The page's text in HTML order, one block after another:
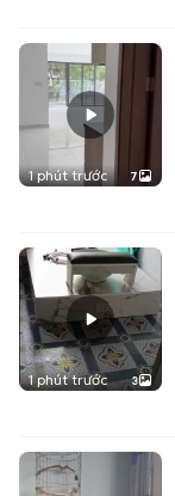
1 phút trước 7
1 phút trước 3